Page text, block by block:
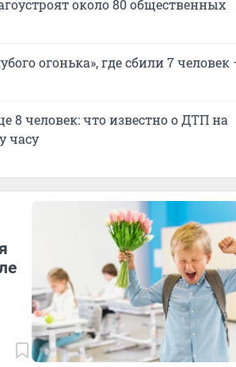
около 80 общественных
огонька», где сбили 7 человек
8 человек: что известно о ДТП на
часу